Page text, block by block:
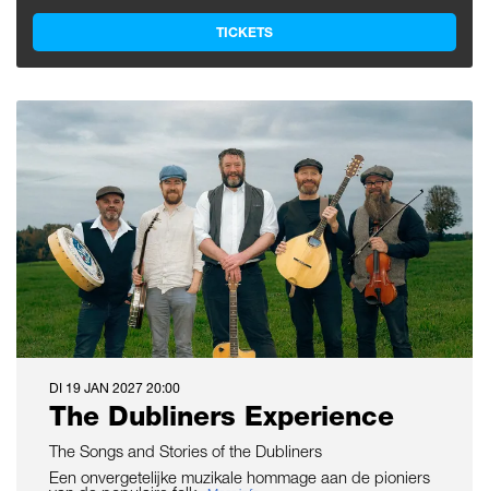
TICKETS
The Dubliners Experience
The Songs and Stories of the Dubliners
DI 19 JAN 2027 20:00
Een onvergetelijke muzikale hommage aan de pioniers